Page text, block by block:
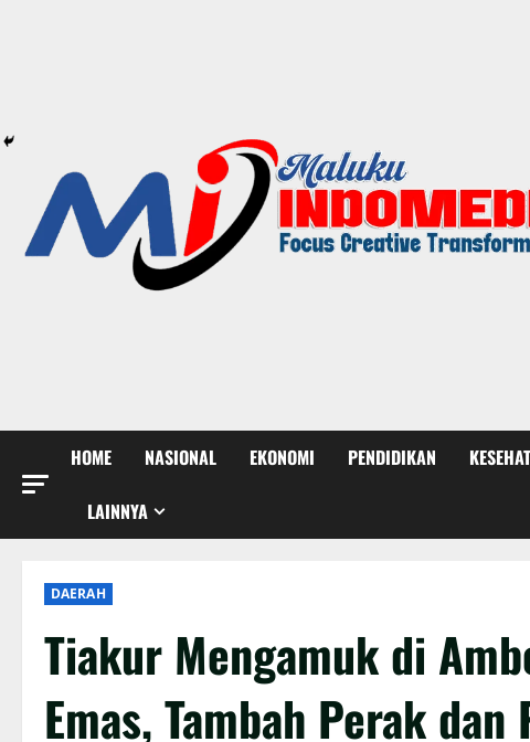
HOME NASIONAL EKONOMI PENDIDIKAN
LAINNYA
DAERAH
Tiakur Mengamuk di
Emas, Tambah Perak